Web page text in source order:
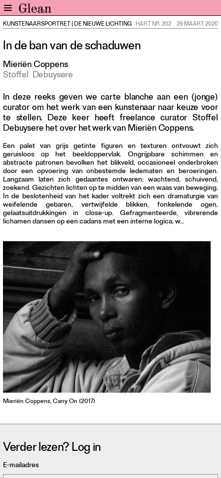
Nieuws
Expo
Interviews
Events
Meer rubrieken
Alle nummers
Aanmelden
Abonneren
Adverteren
Nieuwsbrief
Over GLEAN
Privacy
Instagram
Facebook
KUNSTENAARSPORTRET|DE NIEUWE LICHTING HART NR. 202 29 MAART 2020
In de ban van de schaduwen
Mieriën Coppens
Stoffel Debuysere
In deze reeks geven we carte blanche aan een (jonge)
curator om het werk van een kunstenaar naar keuze voor
te stellen. Deze keer heeft freelance curator Stoffel
Debuysere het over het werk van Mieriën Coppens.
Een palet van grijs getinte figuren en texturen ontvouwt zich
geruisloos op het beeldoppervlak. Ongrijpbare schimmen en
abstracte patronen bevolken het blikveld, occasioneel onderbroken
door een opvoering van onbestemde ledematen en beroeringen.
Langzaam laten zich gedaantes ontwaren; wachtend, schuivend,
zoekend. Gezichten lichten op te midden van een waas van beweging.
In de beslotenheid van het kader voltrekt zich een dramaturgie van
weifelende gebaren, vertwijfelde blikken, fonkelende ogen,
gelaatsuitdrukkingen in close-up. Gefragmenteerde, vibrerende
lichamen dansen op een cadans met een interne logica, w…
Mieriën Coppens, Carry On (2017)
Verder lezen? Log in
E-mailadres